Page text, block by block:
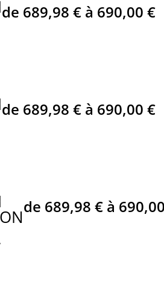
de 689,98 €à 690,00 €
de 689,98 €à 690,00 €
de 689,98 €à